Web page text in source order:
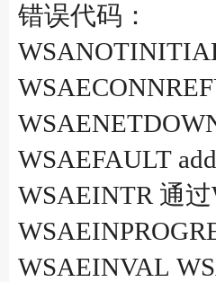
错误代码：
WSAEFAULT
WSAEINTR 通
WSAEINVAL